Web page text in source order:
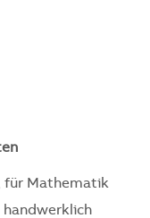
für Mathematik